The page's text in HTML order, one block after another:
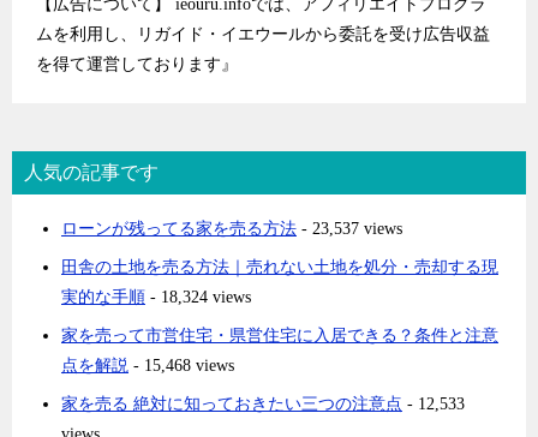
【広告について】 ieouru.infoでは、アフィリエイトプログラ
ムを利用し、リガイド・イエウールから委託を受け広告収益
を得て運営しております』
人気の記事です
ローンが残ってる家を売る方法 - 23,537 views
田舎の土地を売る方法｜売れない土地を処分・売却する現
実的な手順 - 18,324 views
家を売って市営住宅・県営住宅に入居できる？条件と注意
点を解説 - 15,468 views
家を売る 絶対に知っておきたい三つの注意点 - 12,533